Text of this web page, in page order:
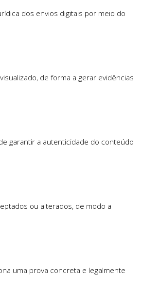
dos envios digitais por meio do
de forma a gerar evidências
garantir a autenticidade do conteúdo
ou alterados, de modo a
uma prova concreta e legalmente